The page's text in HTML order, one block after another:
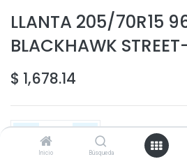
Inicio Búsqueda
LLANTA 205/70R15
BLACKHAWK
$ 1,678.14